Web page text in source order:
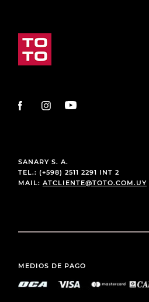
SANARY S. A.
TEL.: (+598) 2511 2291 INT 2
MAIL: ATCLIENTE@TOTO.COM.UY
MEDIOS DE PAGO